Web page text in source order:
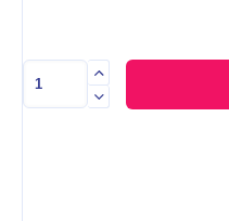
Samsung
Galaxy